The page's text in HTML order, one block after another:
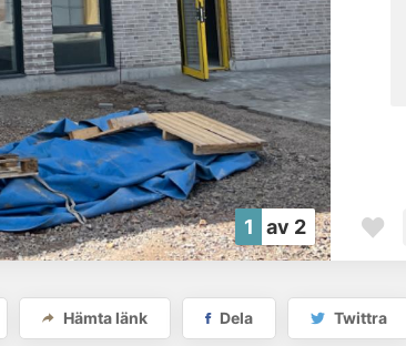
1 av 2
Hämta länk Dela Twittra